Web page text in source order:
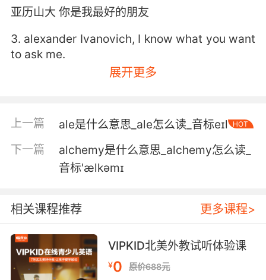
亚历山大 你是我最好的朋友
3. alexander Ivanovich, I know what you want
to ask me.
亚历山大·伊万诺维奇 我知道你要问什么
by.
亚历山大说老虎可能还在附近
5. alexander, I borrowed this book of yours,
亚历山大 我借走了你的这本书 并做了一些改动
6. alexander's rental car is parked behind this
building.
展开更多
上一篇 ale是什么意思_ale怎么读_音标eɪl HOT
下一篇
alchemy是什么意思_alchemy怎么读_
音标'ælkəmɪ
相关课程推荐 更多课程>
VIPKID北美外教试听体验课
¥0 原价688元